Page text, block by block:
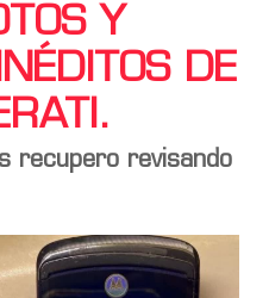
Y
DE
recupero revisando